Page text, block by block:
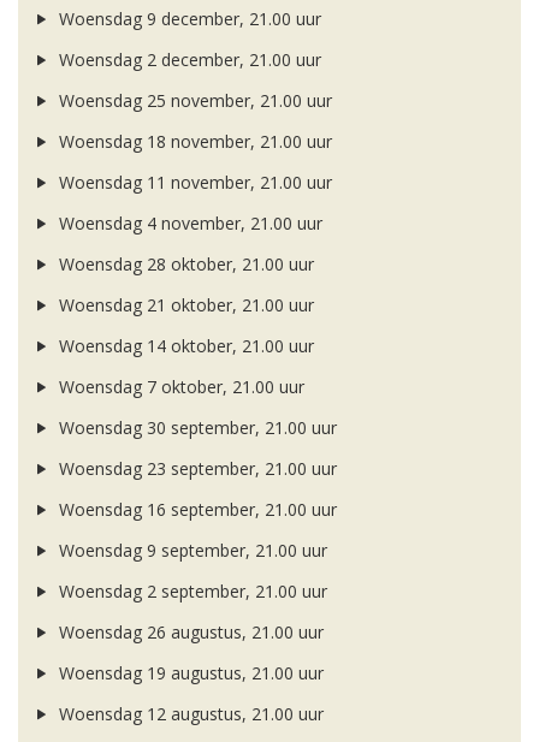
Woensdag 9 december, 21.00 uur
Woensdag 2 december, 21.00 uur
Woensdag 25 november, 21.00 uur
Woensdag 18 november, 21.00 uur
Woensdag 11 november, 21.00 uur
Woensdag 4 november, 21.00 uur
Woensdag 28 oktober, 21.00 uur
Woensdag 21 oktober, 21.00 uur
Woensdag 14 oktober, 21.00 uur
Woensdag 7 oktober, 21.00 uur
Woensdag 30 september, 21.00 uur
Woensdag 23 september, 21.00 uur
Woensdag 16 september, 21.00 uur
Woensdag 9 september, 21.00 uur
Woensdag 2 september, 21.00 uur
Woensdag 26 augustus, 21.00 uur
Woensdag 19 augustus, 21.00 uur
Woensdag 12 augustus, 21.00 uur